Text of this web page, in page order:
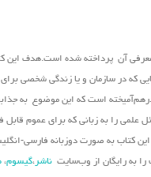
آن پرداخته شده است.هدف این
که در سازمان و یا زندگی شخصی
درهم‌آمیخته است که این موضوع به
علمی را به زبانی که برای عموم
کتاب به صورت دوزبانه فارسی-
را به رایگان از وب‌سایت ناشر،گیسوم،